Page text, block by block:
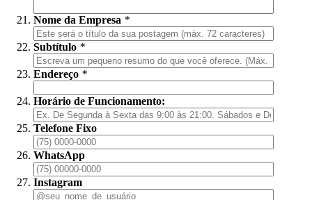
Nome da Empresa *
Subtítulo *
Endereço *
Horário de Funcionamento:
Telefone Fixo
WhatsApp
Instagram